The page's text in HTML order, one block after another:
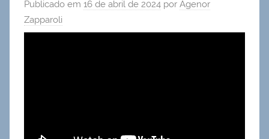
Publicado em 16 de abril de 2024 por Agenor
Zapparoli